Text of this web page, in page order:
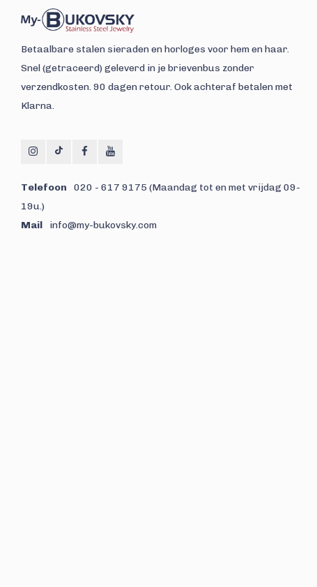
Betaalbare stalen sieraden en horloges voor hem en haar.
Snel (getraceerd) geleverd in je brievenbus zonder
verzendkosten. 90 dagen retour. Ook achteraf betalen met
Klarna.
Telefoon
020 - 617 9175 (Maandag tot en met vrijdag 09-
19u.)
Mail
info@my-bukovsky.com